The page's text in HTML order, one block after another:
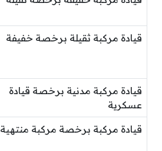
قيادة مركبة ثقيلة برخصة خفيفة
قيادة مركبة مدنية برخصة قيادة
عسكرية
قيادة مركبة برخصة مركبة منتهية